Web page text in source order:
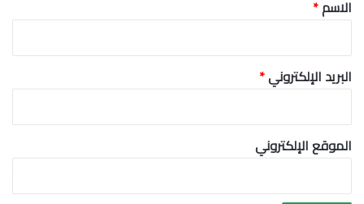
الاسم*
البريد الإلكتروني*
الموقع الإلكتروني